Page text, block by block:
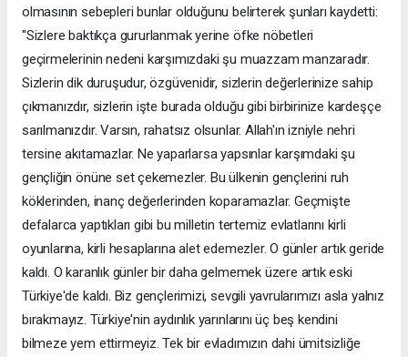
olmasının sebepleri bunlar olduğunu belirterek şunları kaydetti:
"Sizlere baktıkça gururlanmak yerine öfke nöbetleri
geçirmelerinin nedeni karşımızdaki şu muazzam manzaradır.
Sizlerin dik duruşudur, özgüvenidir, sizlerin değerlerinize sahip
çıkmanızdır, sizlerin işte burada olduğu gibi birbirinize kardeşçe
sarılmanızdır. Varsın, rahatsız olsunlar. Allah'ın izniyle nehri
tersine akıtamazlar. Ne yaparlarsa yapsınlar karşımdaki şu
gençliğin önüne set çekemezler. Bu ülkenin gençlerini ruh
köklerinden, inanç değerlerinden koparamazlar. Geçmişte
defalarca yaptıkları gibi bu milletin tertemiz evlatlarını kirli
oyunlarına, kirli hesaplarına alet edemezler. O günler artık geride
kaldı. O karanlık günler bir daha gelmemek üzere artık eski
Türkiye'de kaldı. Biz gençlerimizi, sevgili yavrularımızı asla yalnız
bırakmayız. Türkiye'nin aydınlık yarınlarını üç beş kendini
bilmeze yem ettirmeyiz. Tek bir evladımızın dahi ümitsizliğe